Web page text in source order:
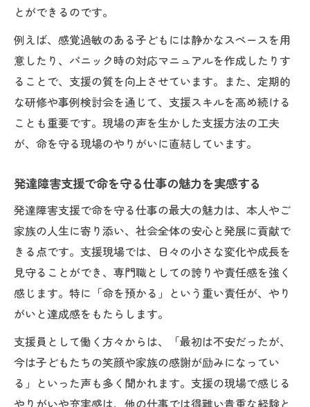
とができるのです。
例えば、感覚過敏のある子どもには静かなスペースを用
意したり、パニック時の対応マニュアルを作成したりす
ることで、支援の質を向上させています。また、定期的
な研修や事例検討会を通じて、支援スキルを高め続ける
ことも重要です。現場の声を生かした支援方法の工夫
が、命を守る現場のやりがいに直結しています。
発達障害支援で命を守る仕事の魅力を実感する
発達障害支援で命を守る仕事の最大の魅力は、本人やご
家族の人生に寄り添い、社会全体の安心と発展に貢献で
きる点です。支援現場では、日々の小さな変化や成長を
見守ることができ、専門職としての誇りや責任感を強く
感じます。特に「命を預かる」という重い責任が、やり
がいと達成感をもたらします。
支援員として働く方々からは、「最初は不安だったが、
今は子どもたちの笑顔や家族の感謝が励みになってい
る」といった声も多く聞かれます。支援の現場で感じる
やりがいや充実感は、他の仕事では得難い貴重な経験と